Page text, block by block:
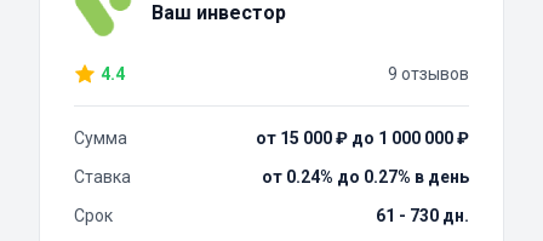
Ваш инвестор
4.4 9 отзывов
Сумма
от 15 000 ₽ до 1 000 000 ₽
Ставка
от 0.24% до 0.27% в день
Срок
61 - 730 дн.